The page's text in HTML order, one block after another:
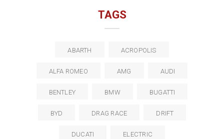
TAGS
ABARTH ACROPOLIS
ALFA ROMEO AMG AUDI
BENTLEY BMW BUGATTI
BYD DRAG RACE DRIFT
DUCATI ELECTRIC